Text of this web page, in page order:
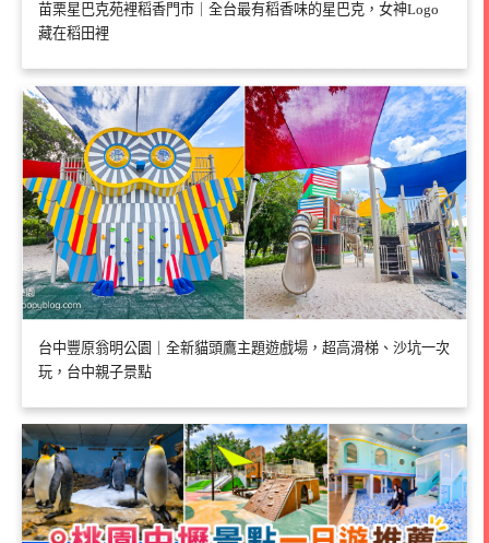
苗栗星巴克苑裡稻香門市｜全台最有稻香味的星巴克，女神Logo
藏在稻田裡
台中豐原翁明公園｜全新貓頭鷹主題遊戲場，超高滑梯、沙坑一次
玩，台中親子景點